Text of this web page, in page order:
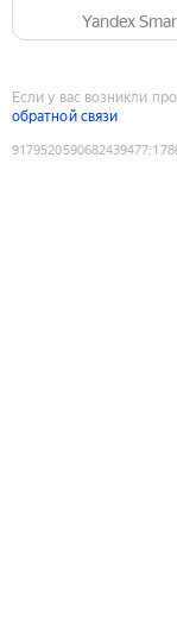
Yandex
Если у вас возникли
обратной связи
9179520590682439477: